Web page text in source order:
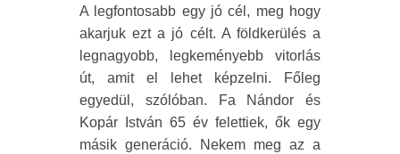
A legfontosabb egy jó cél, meg hogy
akarjuk ezt a jó célt. A földkerülés a
legnagyobb, legkeményebb vitorlás
út, amit el lehet képzelni. Főleg
egyedül, szólóban. Fa Nándor és
Kopár István 65 év felettiek, ők egy
másik generáció. Nekem meg az a